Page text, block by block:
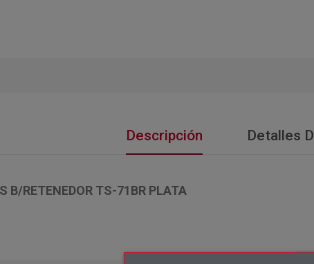
Descripción Detalles
B/RETENEDOR TS-71BR PLATA